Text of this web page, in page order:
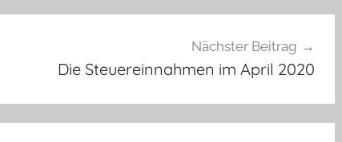
Nächster Beitrag
Die Steuereinnahmen im April 2020